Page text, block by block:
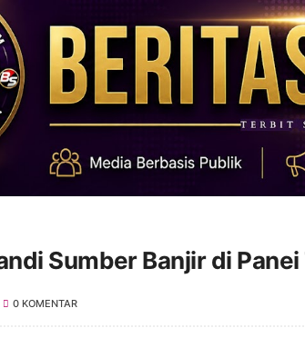
Sumber Banjir di Panei
0 KOMENTAR